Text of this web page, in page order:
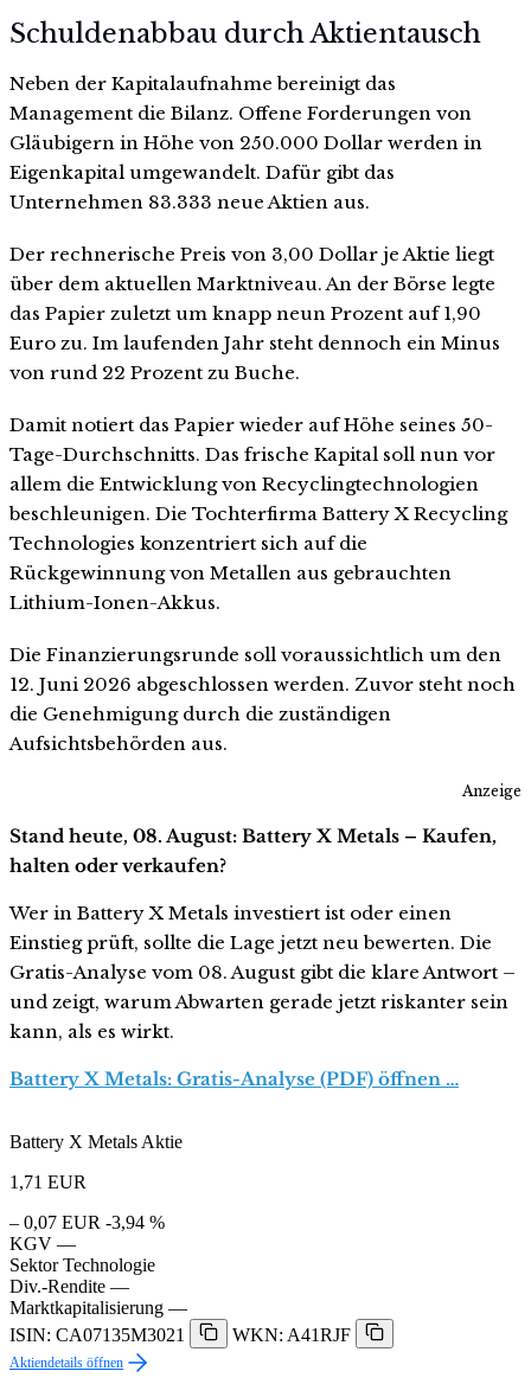
Schuldenabbau durch Aktientausch
Neben der Kapitalaufnahme bereinigt das
Management die Bilanz. Offene Forderungen von
Gläubigern in Höhe von 250.000 Dollar werden in
Eigenkapital umgewandelt. Dafür gibt das
Unternehmen 83.333 neue Aktien aus.
Der rechnerische Preis von 3,00 Dollar je Aktie liegt
über dem aktuellen Marktniveau. An der Börse legte
das Papier zuletzt um knapp neun Prozent auf 1,90
Euro zu. Im laufenden Jahr steht dennoch ein Minus
von rund 22 Prozent zu Buche.
Damit notiert das Papier wieder auf Höhe seines 50-
Tage-Durchschnitts. Das frische Kapital soll nun vor
allem die Entwicklung von Recyclingtechnologien
beschleunigen. Die Tochterfirma Battery X Recycling
Technologies konzentriert sich auf die
Rückgewinnung von Metallen aus gebrauchten
Lithium-Ionen-Akkus.
Die Finanzierungsrunde soll voraussichtlich um den
12. Juni 2026 abgeschlossen werden. Zuvor steht noch
die Genehmigung durch die zuständigen
Aufsichtsbehörden aus.
Anzeige
Stand heute, 08. August: Battery X Metals – Kaufen,
halten oder verkaufen?
Wer in Battery X Metals investiert ist oder einen
Einstieg prüft, sollte die Lage jetzt neu bewerten. Die
Gratis-Analyse vom 08. August gibt die klare Antwort –
und zeigt, warum Abwarten gerade jetzt riskanter sein
kann, als es wirkt.
Battery X Metals: Gratis-Analyse (PDF) öffnen …
Battery X Metals Aktie
1,71 EUR
– 0,07 EUR -3,94 %
KGV —
Sektor Technologie
Div.-Rendite —
Marktkapitalisierung —
ISIN: CA07135M3021
WKN: A41RJF
Aktiendetails öffnen